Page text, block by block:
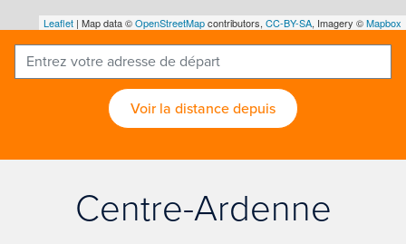
Leaflet | Map data ©OpenStreetMapcontributors, CC-BY-SA, Imagery ©Mapbox
Voir la distance depuis
Centre-Ardenne